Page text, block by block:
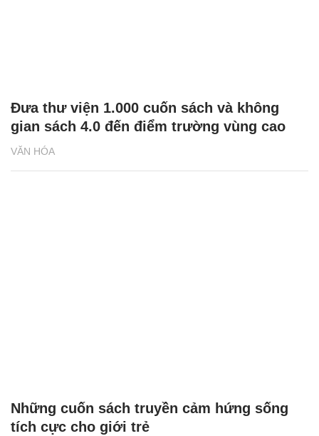
VĂN HÓA
Đưa thư viện 1.000 cuốn sách và không
gian sách 4.0 đến điểm trường vùng cao
Những cuốn sách truyền cảm hứng sống
tích cực cho giới trẻ